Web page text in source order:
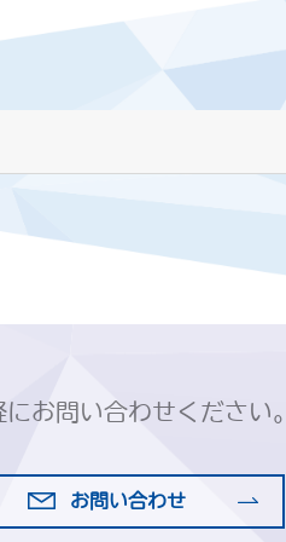
お問い合わせください。
お問い合わせ